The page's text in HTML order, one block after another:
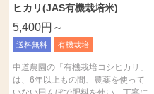
ヒカリ(JAS有機栽培米)
5,400円～
送料無料 有機栽培
中道農園の「有機栽培コシヒカリ」
は、6年以上もの間、農薬を使って